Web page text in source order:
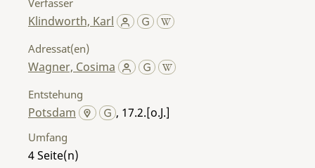
Klindworth, Karl
Adressat(en)
Wagner, Cosima
Entstehung
Potsdam , 17.2.[o.J.]
Umfang
4